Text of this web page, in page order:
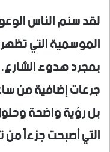
لقد سئم الناس
الموسمية التي
بمجرد هدوء
جرعات إضافية من
بل رؤية واضحة
التي أصبحت جزءاً من